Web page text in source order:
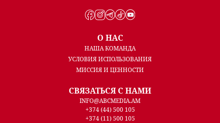
О НАС
НАША КОМАНДА
УСЛОВИЯ ИСПОЛЬЗОВАНИЯ
МИССИЯ И ЦЕННОСТИ
СВЯЗАТЬСЯ С НАМИ
INFO@ABCMEDIA.AM
+374 (44) 500 105
+374 (11) 500 105